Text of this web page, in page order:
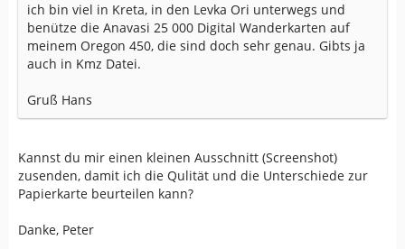
ich bin viel in Kreta, in den Levka Ori unterwegs und
benütze die Anavasi 25 000 Digital Wanderkarten auf
meinem Oregon 450, die sind doch sehr genau. Gibts ja
auch in Kmz Datei.
Gruß Hans
Kannst du mir einen kleinen Ausschnitt (Screenshot)
zusenden, damit ich die Qulität und die Unterschiede zur
Papierkarte beurteilen kann?
Danke, Peter